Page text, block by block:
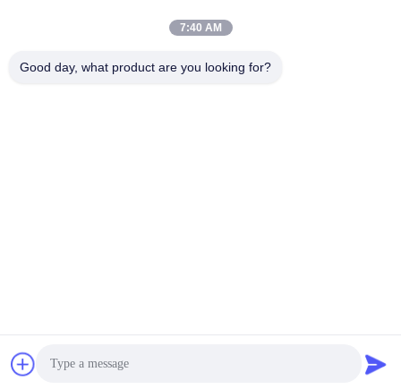
008613580404923
Guangzhou Xingchao Agriculture Machinery Co., Ltd.
7:40 AM
Good day, what product are you looking for?